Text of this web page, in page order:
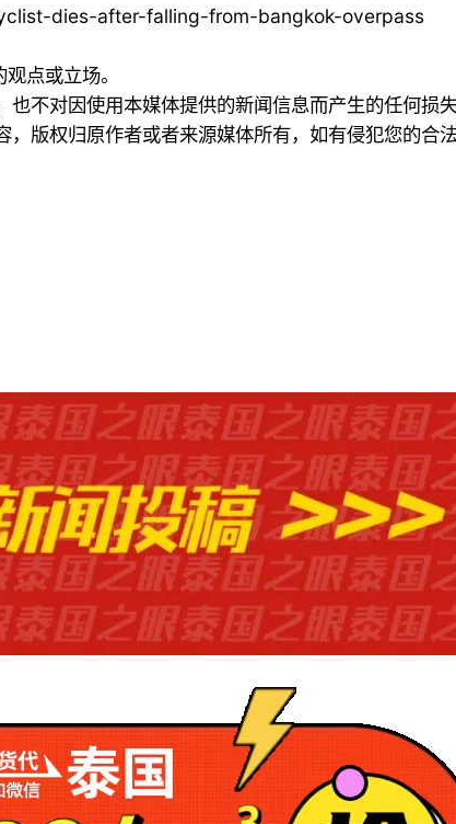
dies-after-falling-from-bangkok-overpass
点或立场。
不对因使用本媒体提供的新闻信息而产生的任何损失
版权归原作者或者来源媒体所有，如有侵犯您的合